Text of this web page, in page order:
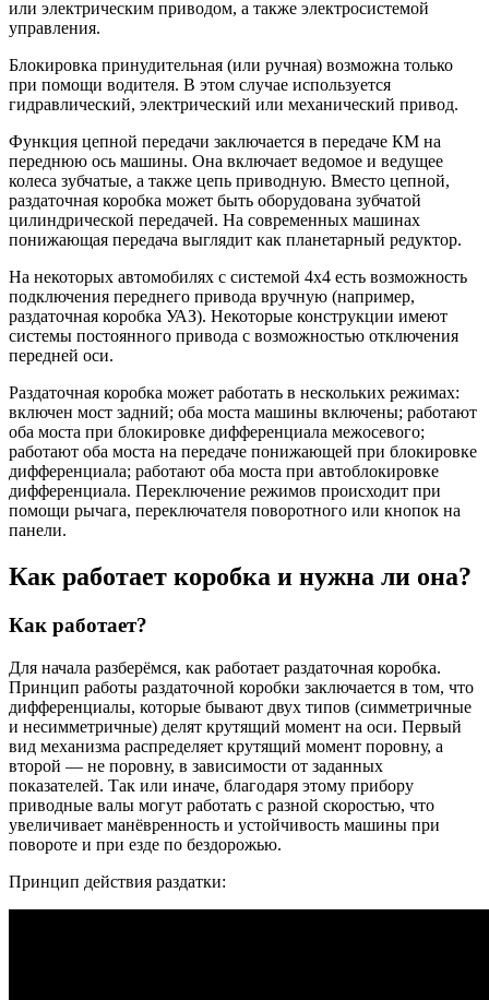
или электрическим приводом, а также электросистемой
управления.
Блокировка принудительная (или ручная) возможна только
при помощи водителя. В этом случае используется
гидравлический, электрический или механический привод.
Функция цепной передачи заключается в передаче КМ на
переднюю ось машины. Она включает ведомое и ведущее
колеса зубчатые, а также цепь приводную. Вместо цепной,
раздаточная коробка может быть оборудована зубчатой
цилиндрической передачей. На современных машинах
понижающая передача выглядит как планетарный редуктор.
На некоторых автомобилях с системой 4х4 есть возможность
подключения переднего привода вручную (например,
раздаточная коробка УАЗ). Некоторые конструкции имеют
системы постоянного привода с возможностью отключения
передней оси.
Раздаточная коробка может работать в нескольких режимах:
включен мост задний; оба моста машины включены; работают
оба моста при блокировке дифференциала межосевого;
работают оба моста на передаче понижающей при блокировке
дифференциала; работают оба моста при автоблокировке
дифференциала. Переключение режимов происходит при
помощи рычага, переключателя поворотного или кнопок на
панели.
Как работает коробка и нужна ли она?
Как работает?
Для начала разберёмся, как работает раздаточная коробка.
Принцип работы раздаточной коробки заключается в том, что
дифференциалы, которые бывают двух типов (симметричные
и несимметричные) делят крутящий момент на оси. Первый
вид механизма распределяет крутящий момент поровну, а
второй — не поровну, в зависимости от заданных
показателей. Так или иначе, благодаря этому прибору
приводные валы могут работать с разной скоростью, что
увеличивает манёвренность и устойчивость машины при
повороте и при езде по бездорожью.
Принцип действия раздатки: